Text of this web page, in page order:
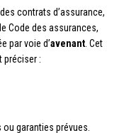
contrats d’assurance,
Code des assurances,
par voie d’avenant. Cet
préciser :
garanties prévues.